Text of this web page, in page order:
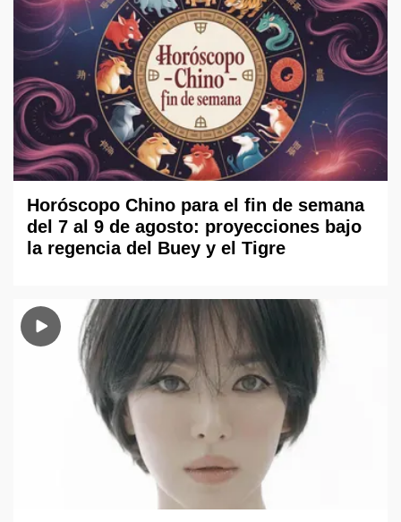
Horóscopo Chino para el fin de semana
del 7 al 9 de agosto: proyecciones bajo
la regencia del Buey y el Tigre